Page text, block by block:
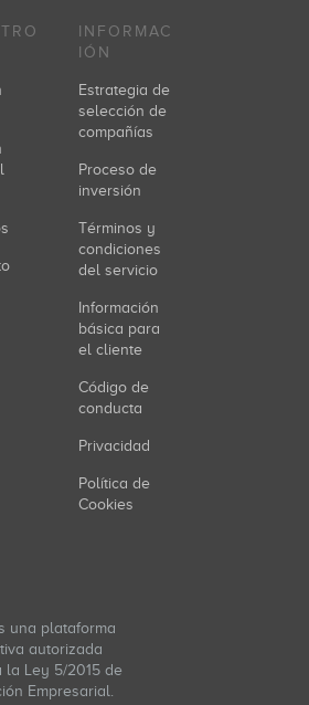
INFORMAC
IÓN
Estrategia de
selección de
compañías
Proceso de
inversión
Términos y
condiciones
del servicio
Información
básica para
el cliente
Código de
conducta
Privacidad
Política de
Cookies
una plataforma
autorizada
la Ley 5/2015 de
Empresarial.